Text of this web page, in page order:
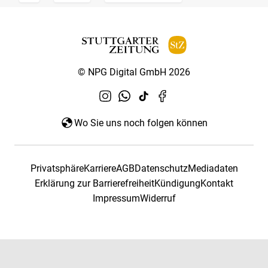
© NPG Digital GmbH 2026
Wo Sie uns noch folgen können
PrivatsphäreKarriereAGBDatenschutzMediadaten
Erklärung zur BarrierefreiheitKündigungKontakt
ImpressumWiderruf